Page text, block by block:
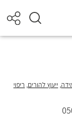
, ייעוץ להורים, ריפוי